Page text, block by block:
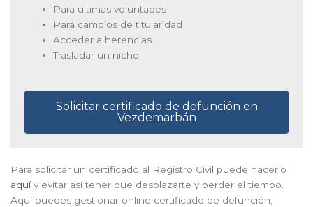
Para ultimas voluntades
Para cambios de titularidad
Acceder a herencias
Trasladar un nicho
Solicitar certificado de defunción en
Vezdemarbán
Para solicitar un certificado al Registro Civil puede hacerlo
aquíy evitar así tener que desplazarte y perder el tiempo.
Aquí puedes gestionar online certificado de defunción,